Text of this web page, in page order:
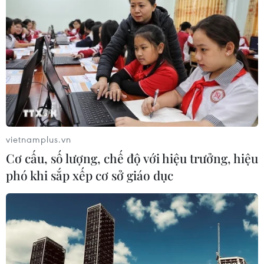
Dự án mở rộng đường Nguyễn Tuân
tăng kết nối khu vực phía Tây Nam
Hà Nội
06/08/2026 08:19
Đắk Lắk: Điều tra, khắc phục sự cố
nhiều phương tiện thủng lốp trên
cao tốc
06/08/2026 07:14
Đại biểu Quốc hội băn khoăn khả
năng cân đối vốn 2 siêu dự án giao
thông
06/08/2026 07:00
vietnamplus.vn
Cơ cấu, số lượng, chế độ với hiệu trưởng, hiệu
phó khi sắp xếp cơ sở giáo dục